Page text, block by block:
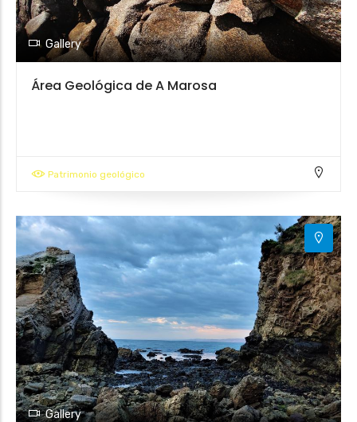
Gallery
Área Geológica de A Marosa
Patrimonio geológico
Gallery